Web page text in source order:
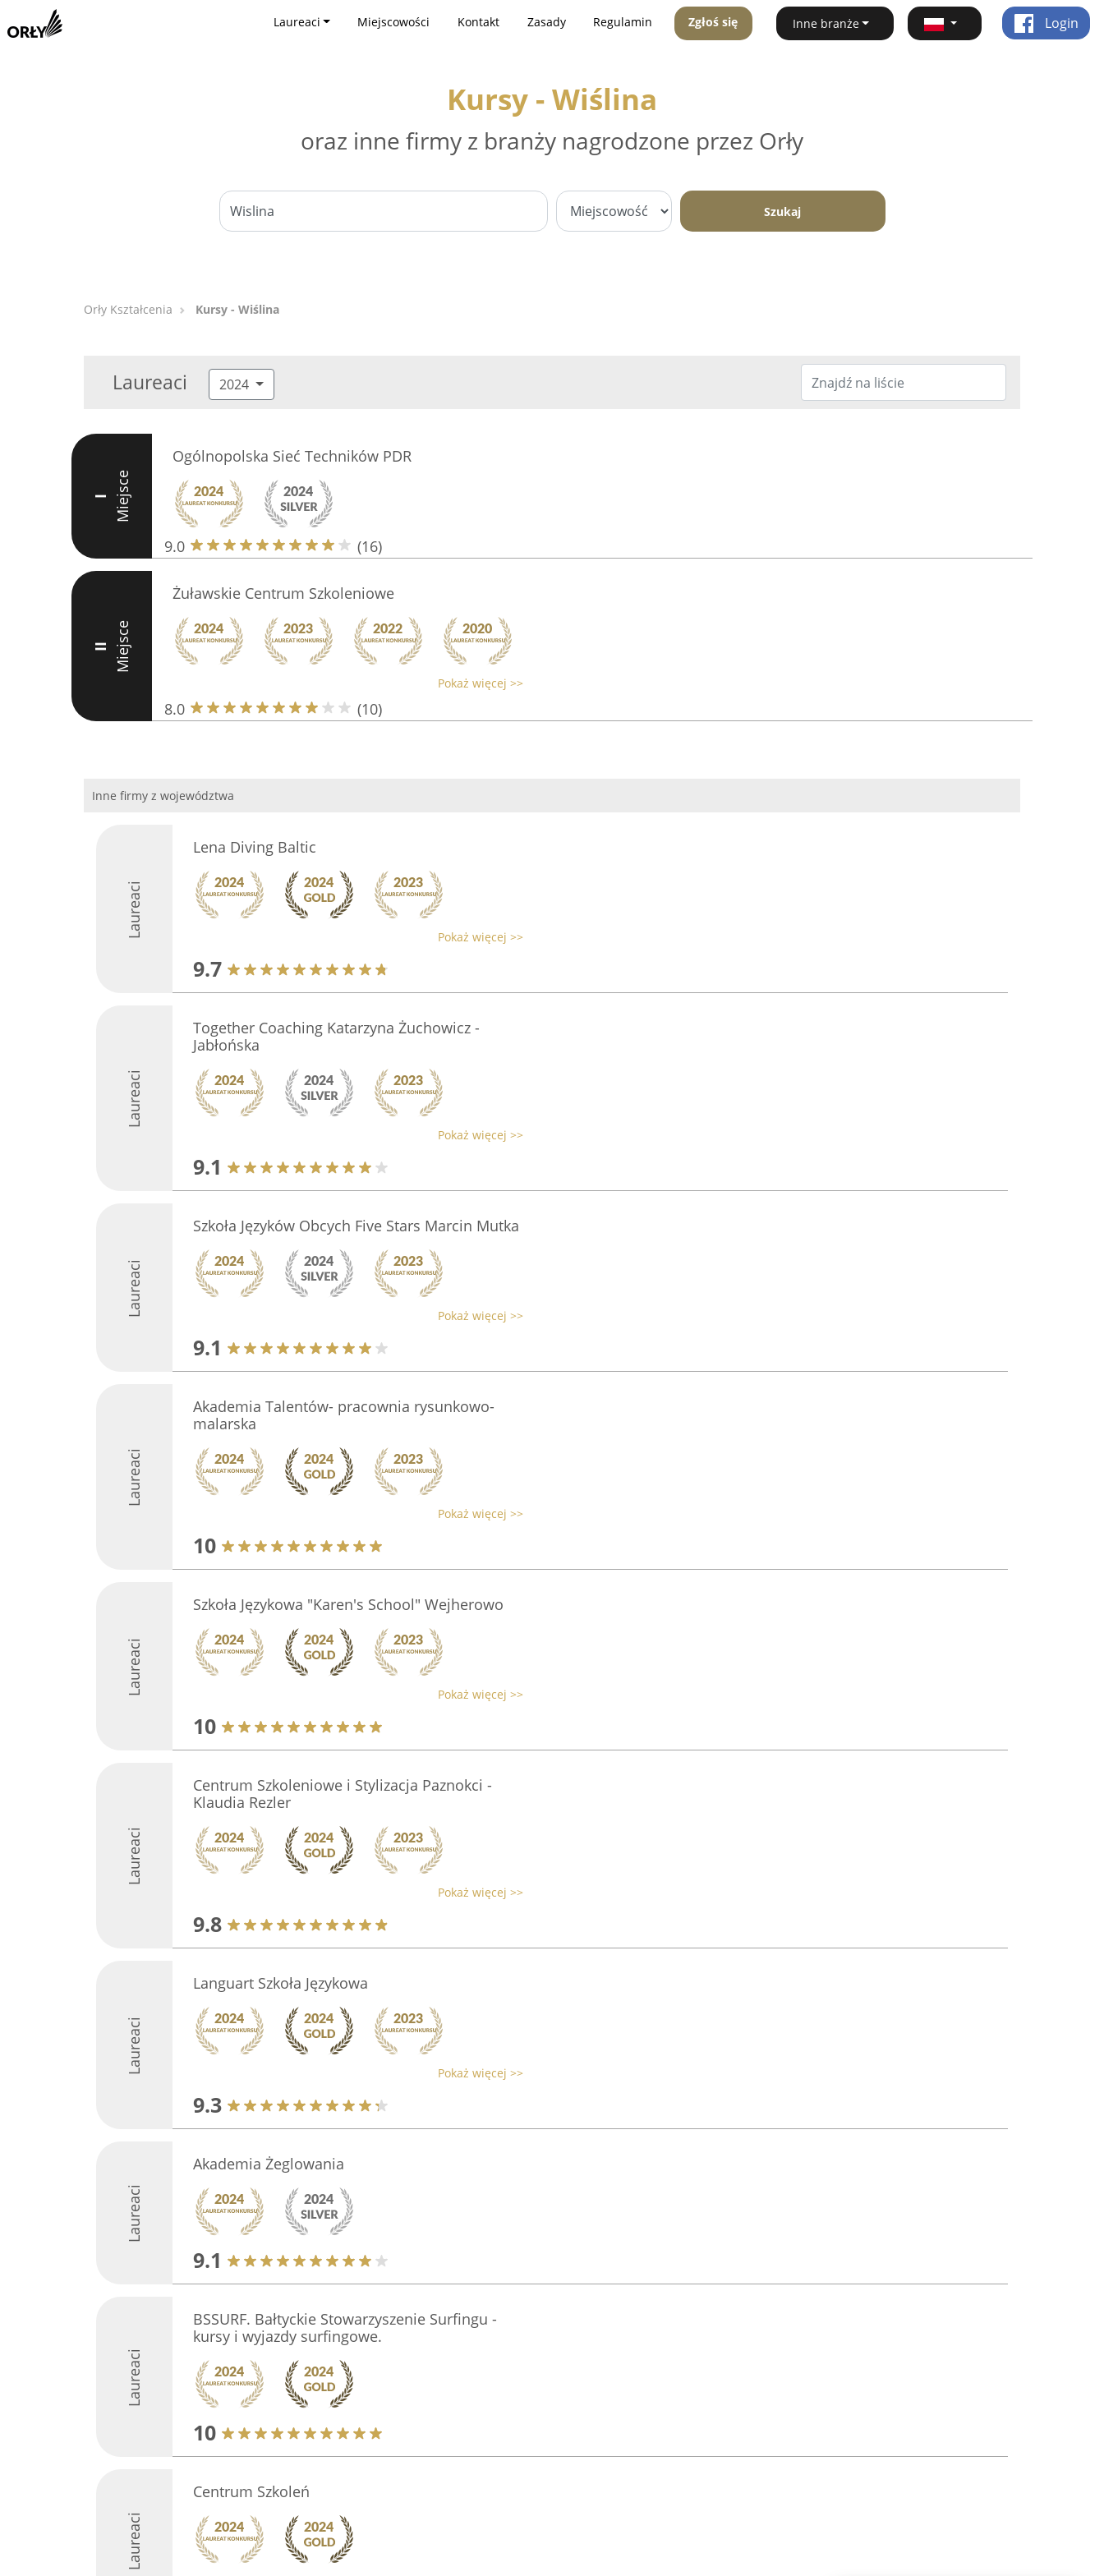
Laureaci Miejscowości Kontakt Zasady Regulamin Zgłoś się Inne branże Login
Kursy - Wiślina
oraz inne firmy z branży nagrodzone przez Orły
Szukaj
Orły Kształcenia Kursy - Wiślina
Laureaci 2024
I Miejsce
Ogólnopolska Sieć Techników PDR
9.0 (16)
II Miejsce
Żuławskie Centrum Szkoleniowe
Pokaż więcej >>
8.0 (10)
Inne firmy z województwa
Laureaci
Lena Diving Baltic
Pokaż więcej >>
9.7
Laureaci
Together Coaching Katarzyna Żuchowicz -
Jabłońska
Pokaż więcej >>
9.1
Laureaci
Szkoła Języków Obcych Five Stars Marcin Mutka
Pokaż więcej >>
9.1
Laureaci
Akademia Talentów- pracownia rysunkowo-
malarska
Pokaż więcej >>
10
Laureaci
Szkoła Językowa "Karen's School" Wejherowo
Pokaż więcej >>
10
Laureaci
Centrum Szkoleniowe i Stylizacja Paznokci -
Klaudia Rezler
Pokaż więcej >>
9.8
Laureaci
Languart Szkoła Językowa
Pokaż więcej >>
9.3
Laureaci
Akademia Żeglowania
9.1
Laureaci
BSSURF. Bałtyckie Stowarzyszenie Surfingu -
kursy i wyjazdy surfingowe.
10
Laureaci
Centrum Szkoleń